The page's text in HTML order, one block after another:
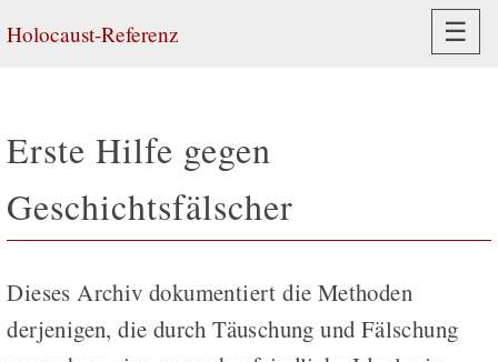
Holocaust-Referenz ☰
Erste Hilfe gegen
Geschichtsfälscher
Dieses Archiv dokumentiert die Methoden
derjenigen, die durch Täuschung und Fälschung